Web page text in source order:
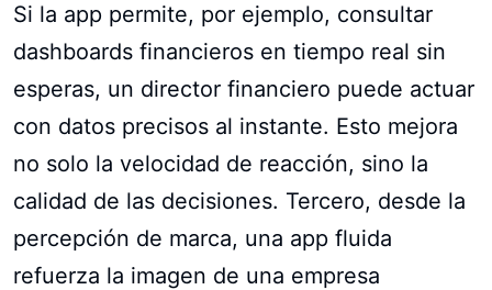
Si la app permite, por ejemplo, consultar
dashboards financieros en tiempo real sin
esperas, un director financiero puede actuar
con datos precisos al instante. Esto mejora
no solo la velocidad de reacción, sino la
calidad de las decisiones. Tercero, desde la
percepción de marca, una app fluida
refuerza la imagen de una empresa